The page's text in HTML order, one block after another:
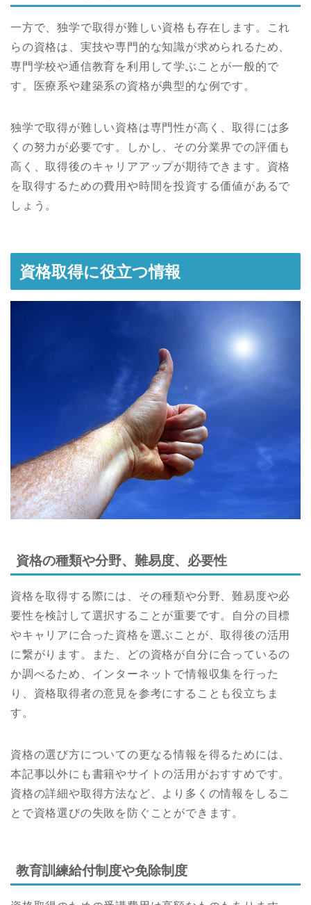
一方で、独学で取得が難しい資格も存在します。これ
らの資格は、実技や専門的な知識が求められるため、
専門学校や通信教育を利用して学ぶことが一般的で
す。医療系や建築系の資格が典型的な例です。
独学で取得が難しい資格は専門性が高く、取得には多
くの努力が必要です。しかし、その分業界での評価も
高く、取得後のキャリアアップが期待できます。資格
を取得するための費用や時間を投資する価値があるで
しょう。
資格取得に役立つ情報
資格の種類や分野、難易度、必要性
資格を取得する際には、その種類や分野、難易度や必
要性を検討して選択することが重要です。自分の目標
やキャリアに合った資格を選ぶことが、取得後の活用
に繋がります。また、どの資格が自分に合っているの
か調べるため、インターネットで情報収集を行った
り、資格取得者の意見を参考にすることも役立ちま
す。
資格の選び方についての更なる情報を得るためには、
本記事以外にも書籍やサイトの活用がおすすめです。
資格の詳細や取得方法など、より多くの情報をしるこ
とで資格選びの失敗を防ぐことができます。
教育訓練給付制度や免除制度